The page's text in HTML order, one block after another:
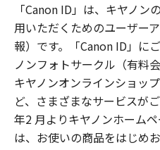
「Canon ID」は、キヤノ
用いただくためのユーザー
報）です。「Canon ID」に
ノンフォトサークル（有料
キヤノンオンラインショッ
ど、さまざまなサービスが
年2 月よりキヤノンホーム
は、お使いの商品をはじめ